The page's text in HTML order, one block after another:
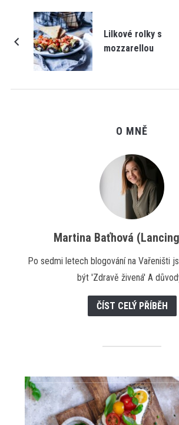
Lilkové rolky s
mozzarellou
O MNĚ
Martina Baťhová
Po sedmi letech blogování na Vařeništi
být 'Zdravě živená' A
ČÍST CELÝ PŘÍBĚH